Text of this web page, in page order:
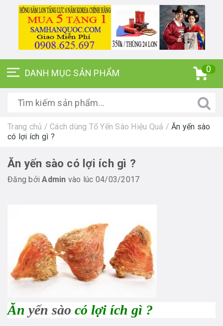
0
Trang chủ / Cách dùng Tổ Yến Sào Hiệu Quả / Ăn yến sào
có lợi ích gì ?
Ăn yến sào có lợi ích gì ?
Đăng bởiAdmin vào lúc 04/03/2017
Ăn yến sào có lợi ích gì ?